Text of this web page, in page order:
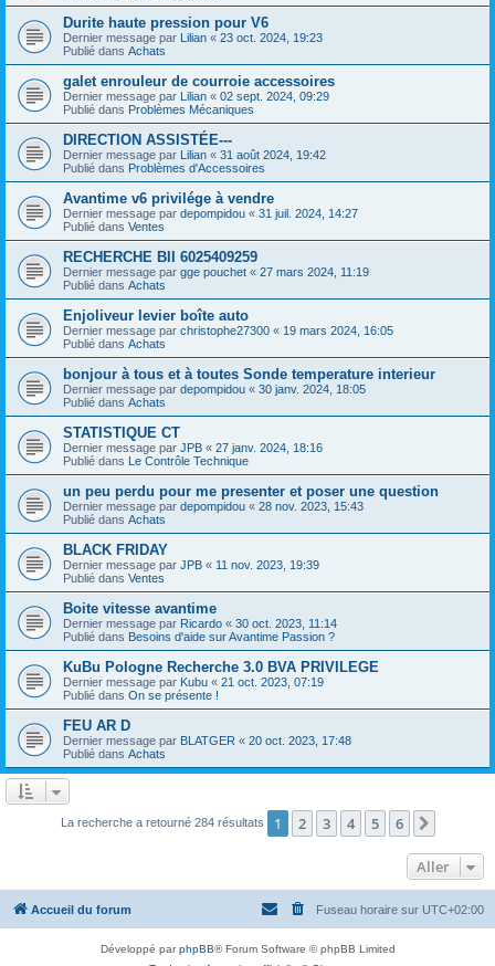
Durite haute pression pour V6
Dernier message par Lilian « 23 oct. 2024, 19:23
Publié dans Achats
galet enrouleur de courroie accessoires
Dernier message par Lilian « 02 sept. 2024, 09:29
Publié dans Problèmes Mécaniques
DIRECTION ASSISTÉE---
Dernier message par Lilian « 31 août 2024, 19:42
Publié dans Problèmes d'Accessoires
Avantime v6 privilége à vendre
Dernier message par depompidou « 31 juil. 2024, 14:27
Publié dans Ventes
RECHERCHE BII 6025409259
Dernier message par gge pouchet « 27 mars 2024, 11:19
Publié dans Achats
Enjoliveur levier boîte auto
Dernier message par christophe27300 « 19 mars 2024, 16:05
Publié dans Achats
bonjour à tous et à toutes Sonde temperature interieur
Dernier message par depompidou « 30 janv. 2024, 18:05
Publié dans Achats
STATISTIQUE CT
Dernier message par JPB « 27 janv. 2024, 18:16
Publié dans Le Contrôle Technique
un peu perdu pour me presenter et poser une question
Dernier message par depompidou « 28 nov. 2023, 15:43
Publié dans Achats
BLACK FRIDAY
Dernier message par JPB « 11 nov. 2023, 19:39
Publié dans Ventes
Boite vitesse avantime
Dernier message par Ricardo « 30 oct. 2023, 11:14
Publié dans Besoins d'aide sur Avantime Passion ?
KuBu Pologne Recherche 3.0 BVA PRIVILEGE
Dernier message par Kubu « 21 oct. 2023, 07:19
Publié dans On se présente !
FEU AR D
Dernier message par BLATGER « 20 oct. 2023, 17:48
Publié dans Achats
La recherche a retourné 284 résultats 1 2 3 4 5 6
Aller
Accueil du forum Fuseau horaire sur UTC+02:00
Développé parphpBB® Forum Software © phpBB Limited